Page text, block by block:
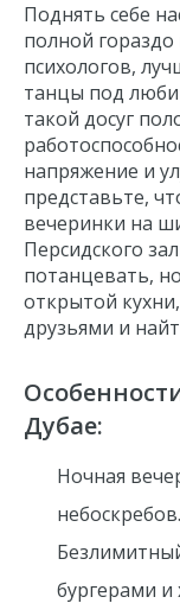
Поднять себе
полной
психологов,
танцы под
такой досуг
напряжение и
представьте,
вечеринки на
Персидского
потанцевать,
открытой
друзьями и
Дубае:
Ночная
небоскребов.
бургерами и